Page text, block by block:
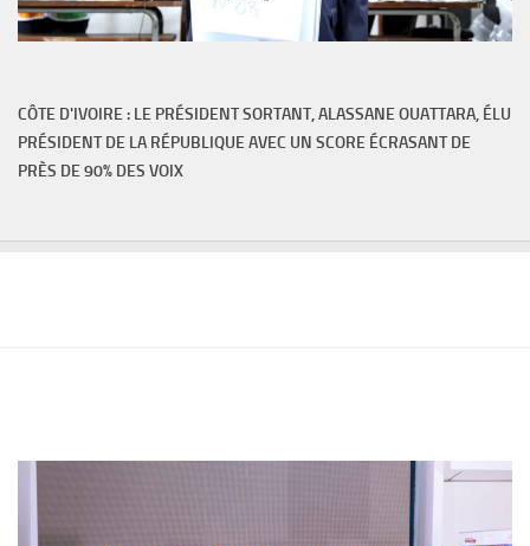
CÔTE D'IVOIRE : LE PRÉSIDENT SORTANT, ALASSANE OUATTARA, ÉLU
PRÉSIDENT DE LA RÉPUBLIQUE AVEC UN SCORE ÉCRASANT DE
PRÈS DE 90% DES VOIX